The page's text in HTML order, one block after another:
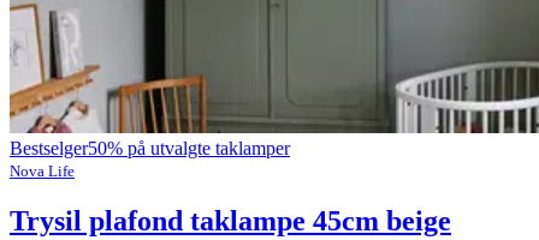
Bestselger50% på utvalgte taklamper
Nova Life
Trysil plafond taklampe 45cm beige